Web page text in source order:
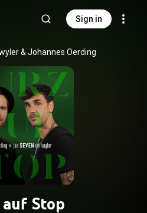
Sign in
& Johannes Oerding
Stop